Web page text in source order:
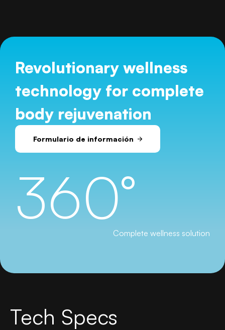
Revolutionary wellness
technology for complete
body rejuvenation
Formulario de información
360°
Complete wellness solution
Tech Specs